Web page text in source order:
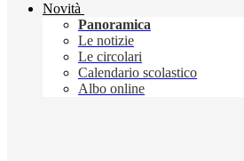
Novità
Panoramica
Le notizie
Le circolari
Calendario scolastico
Albo online